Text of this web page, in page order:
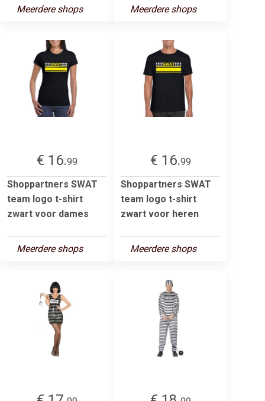
Meerdere shops
Meerdere shops
€ 16.99
Shoppartners SWAT
team logo t-shirt
zwart voor dames
Meerdere shops
€ 16.99
Shoppartners SWAT
team logo t-shirt
zwart voor heren
Meerdere shops